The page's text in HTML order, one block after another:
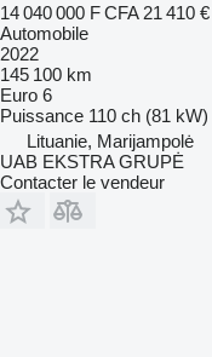
14 040 000 F CFA 21 410 €
Automobile
2022
145 100 km
Euro 6
Puissance 110 ch (81 kW)
Lituanie, Marijampolė
UAB EKSTRA GRUPĖ
Contacter le vendeur